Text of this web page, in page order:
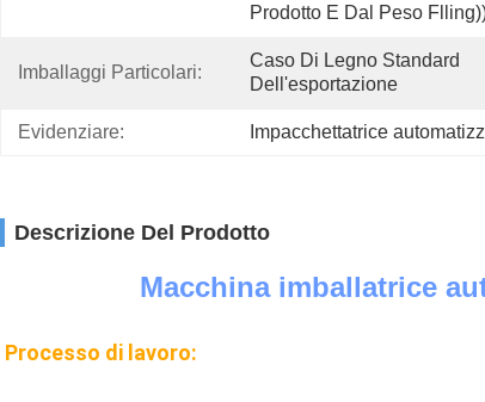
Prodotto E Dal Peso
Imballaggi Particolari:
Caso Di Legno Standard
Dell'esportazione
Evidenziare: Impacchettatrice
Descrizione Del Prodotto
Macchina imballatrice
Processo di lavoro: